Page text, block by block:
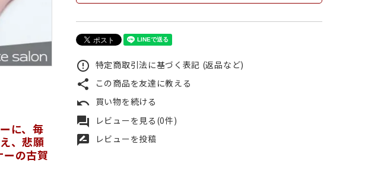
に、毎
、悲願
の古賀
error_outline 特定商取引法に基づく表記 (返品など)
share この商品を友達に教える
undo 買い物を続ける
forum レビューを見る(0件)
rate_review レビューを投稿